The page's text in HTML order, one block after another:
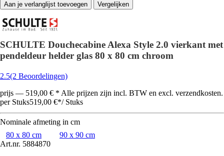
Vergelijken
SCHULTE Douchecabine Alexa Style 2.0 vierkant met
pendeldeur helder glas 80 x 80 cm chroom
2.5(2 Beoordelingen)
prijs — 519,00 € * Alle prijzen zijn incl. BTW en excl. verzendkosten.
per Stuks519,00 €*/ Stuks
Nominale afmeting in cm
80 x 80 cm
90 x 90 cm
Art.nr. 5884870